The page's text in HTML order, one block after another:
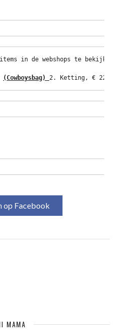
in de webshops te bekijken.
(Cowboysbag) 2. Ketting, € 22,95
op Facebook
MAMA